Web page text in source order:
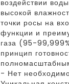
воздействии
высокой
точки росы на
функции и
газа (95-
принцип
- Нет